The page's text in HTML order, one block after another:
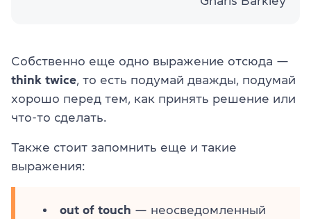
Собственно еще одно выражение отсюда —
think twice, то есть подумай дважды, подумай
хорошо перед тем, как принять решение или
что-то сделать.
Также стоит запомнить еще и такие
выражения:
out of touch — неосведомленный